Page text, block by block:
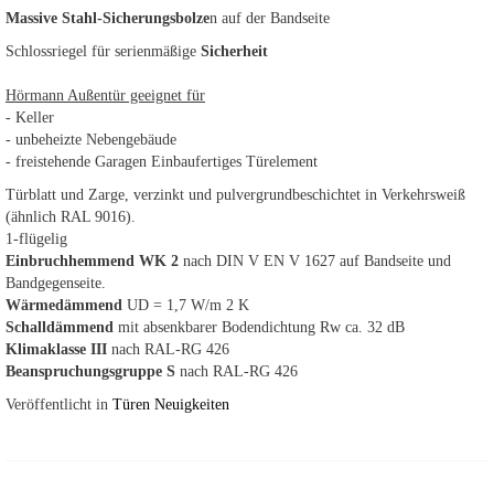
Massive Stahl-Sicherungsbolzen auf der Bandseite
Schlossriegel für serienmäßige Sicherheit
Hörmann Außentür geeignet für
- Keller
- unbeheizte Nebengebäude
- freistehende Garagen Einbaufertiges Türelement
Türblatt und Zarge, verzinkt und pulvergrundbeschichtet in Verkehrsweiß
(ähnlich RAL 9016).
1-flügelig
Einbruchhemmend WK 2 nach DIN V EN V 1627 auf Bandseite und
Bandgegenseite.
Wärmedämmend UD = 1,7 W/m 2 K
Schalldämmend mit absenkbarer Bodendichtung Rw ca. 32 dB
Klimaklasse III nach RAL-RG 426
Beanspruchungsgruppe S nach RAL-RG 426
Veröffentlicht in Türen Neuigkeiten